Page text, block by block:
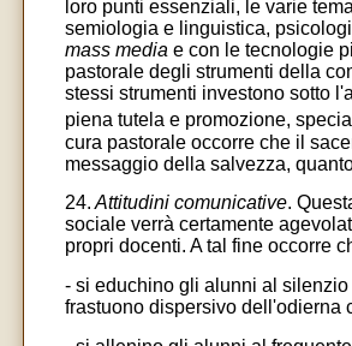
loro punti essenziali, le varie
semiologia e linguistica,
mass media e con le tecnologie
pastorale degli strumenti della
stessi strumenti investono sotto
piena tutela e promozione,
cura pastorale occorre che il
messaggio della salvezza,
24.Attitudini comunicative.
sociale verrà certamente
propri docenti. A tal fine occorre
- si educhino gli alunni al
frastuono dispersivo dell'odierna